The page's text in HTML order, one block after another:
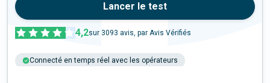
Lancer le test
4,2sur 3093 avis, par Avis Vérifiés
Connecté en temps réel avec les opérateurs